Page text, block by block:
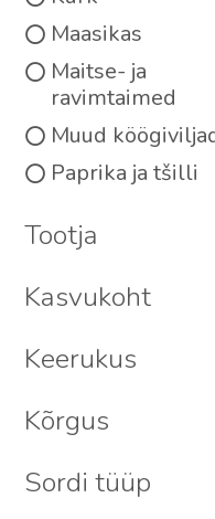
Maasikas
Maitse- ja
ravimtaimed
Muud
Paprika ja tšilli
Porgand
Redis, rõigas,
kaalikas
Salat
Till
Kaheaastased
Tootja
Kasvukoht
Keerukus
Kõrgus
Sordi tüüp